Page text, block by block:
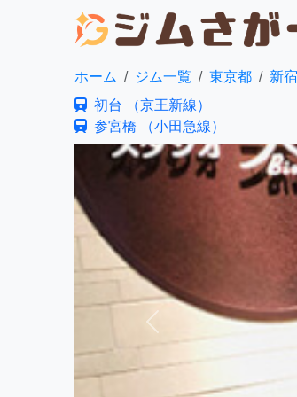
ホーム ジム一覧 東京都 新
初台 （京王新線）
参宮橋 （小田急線）
前へ